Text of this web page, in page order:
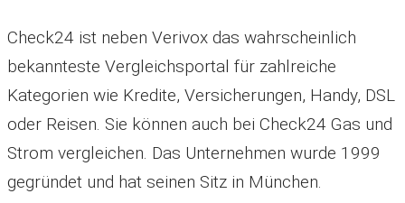
Check24 ist neben Verivox das wahrscheinlich
bekannteste Vergleichsportal für zahlreiche
Kategorien wie Kredite, Versicherungen, Handy, DSL
oder Reisen. Sie können auch bei Check24 Gas und
Strom vergleichen. Das Unternehmen wurde 1999
gegründet und hat seinen Sitz in München.